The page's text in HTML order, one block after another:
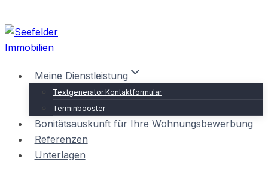
Inhalt
springen
Meine Dienstleistung
Textgenerator Kontaktformular
Terminbooster
Bonitätsauskunft für Ihre Wohnungsbewerbung
Referenzen
Unterlagen